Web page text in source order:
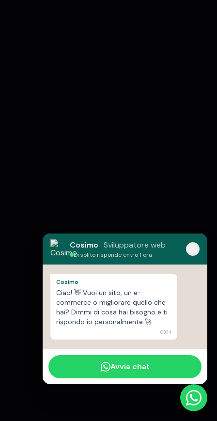
Cosimo · Sviluppatore web
Di solito risponde entro 1 ora
Cosimo
Ciao! 👋 Vuoi un sito, un e-
commerce o migliorare quello che
hai? Dimmi di cosa hai bisogno e ti
rispondo io personalmente 🚀
03:14
Avvia chat